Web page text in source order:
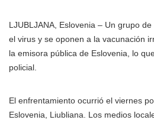
LJUBLJANA, Eslovenia – Un grupo
el virus y se oponen a la vacunación
la emisora pública de Eslovenia, lo
policial.
El enfrentamiento ocurrió el viernes
Eslovenia, Liubliana. Los medios